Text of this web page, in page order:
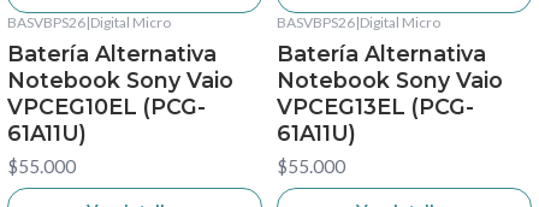
BASVBPS26|Digital Micro
Batería Alternativa
Notebook Sony Vaio
VPCEG10EL (PCG-
61A11U)
$55.000
BASVBPS26|Digital Micro
Batería Alternativa
Notebook Sony Vaio
VPCEG13EL (PCG-
61A11U)
$55.000